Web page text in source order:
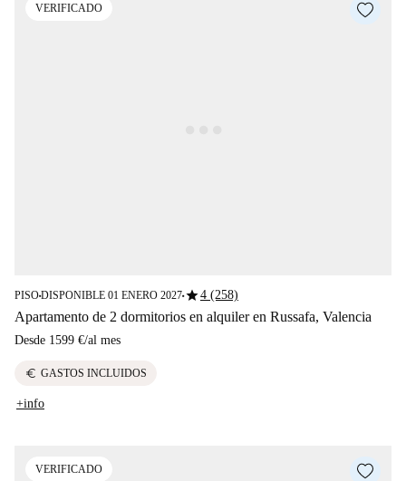
VERIFICADO
PISO■DISPONIBLE 01 ENERO 2027■star4 (258)
Apartamento de 2 dormitorios en alquiler en Russafa, Valencia
Desde 1599 €/al mes
euro GASTOS INCLUIDOS
+info
VERIFICADO